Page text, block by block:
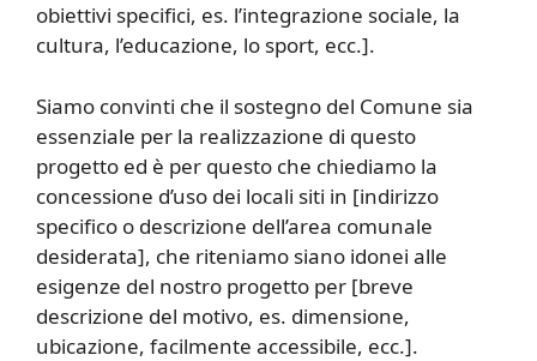
obiettivi specifici, es. l’integrazione sociale, la
cultura, l’educazione, lo sport, ecc.].
Siamo convinti che il sostegno del Comune sia
essenziale per la realizzazione di questo
progetto ed è per questo che chiediamo la
concessione d’uso dei locali siti in [indirizzo
specifico o descrizione dell’area comunale
desiderata], che riteniamo siano idonei alle
esigenze del nostro progetto per [breve
descrizione del motivo, es. dimensione,
ubicazione, facilmente accessibile, ecc.].